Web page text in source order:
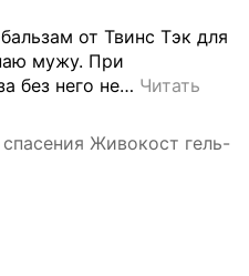
от Твинс Тэк для
мужу. При
без него не… Читать
Живокост гель-